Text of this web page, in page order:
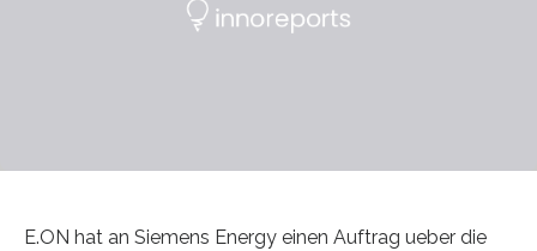
E.ON hat an Siemens Energy einen Auftrag ueber die